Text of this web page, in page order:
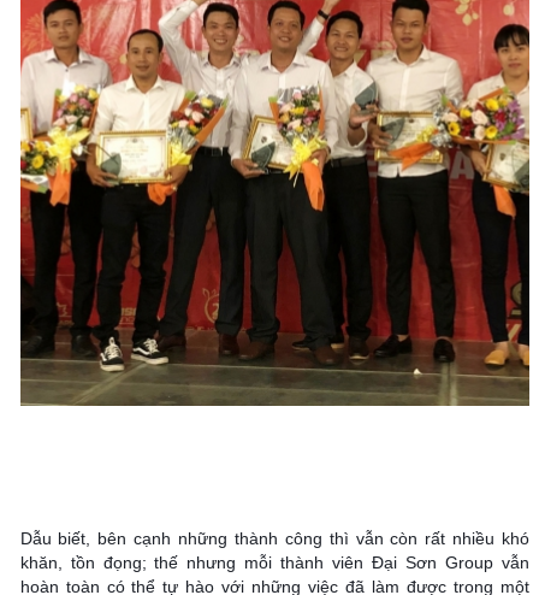
Dẫu biết, bên cạnh những thành công thì vẫn còn rất nhiều khó
khăn, tồn đọng; thế nhưng mỗi thành viên Đại Sơn Group vẫn
hoàn toàn có thể tự hào với những việc đã làm được trong một